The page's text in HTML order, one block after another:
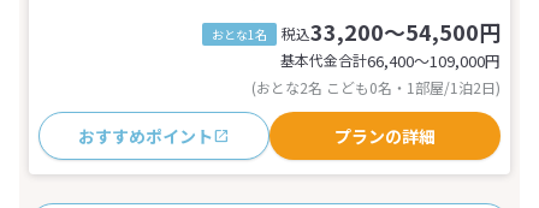
おとな1名 税込33,200～54,500円
基本代金合計66,400〜109,000円
(おとな2名 こども0名・1部屋/1泊2日)
おすすめポイント プランの詳細